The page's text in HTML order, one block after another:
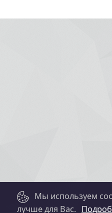
Мы используем
лучше для Вас.